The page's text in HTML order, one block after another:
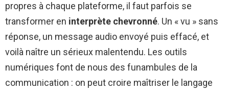
propres à chaque plateforme, il faut parfois se
transformer en interprète chevronné. Un « vu » sans
réponse, un message audio envoyé puis effacé, et
voilà naître un sérieux malentendu. Les outils
numériques font de nous des funambules de la
communication : on peut croire maîtriser le langage